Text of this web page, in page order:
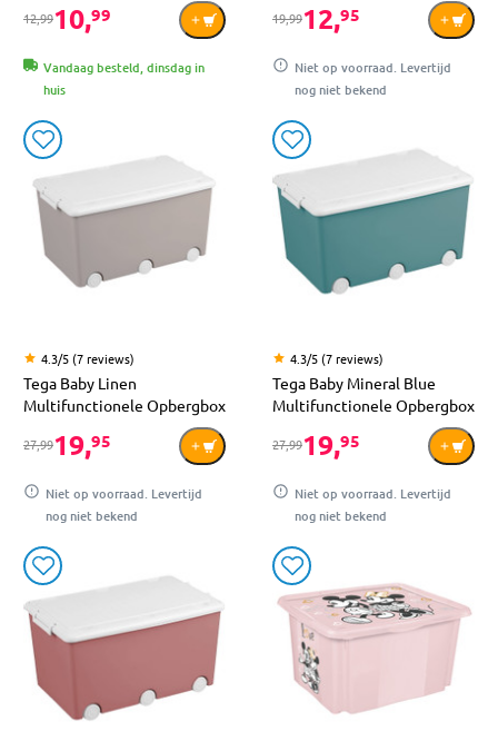
12,9910,99
Vandaag besteld, dinsdag in
huis
19,9912,95
Niet op voorraad. Levertijd
nog niet bekend
4.3/5 (7 reviews)
Tega Baby Linen
Multifunctionele Opbergbox
27,9919,95
Niet op voorraad. Levertijd
nog niet bekend
4.3/5 (7 reviews)
Tega Baby Mineral Blue
Multifunctionele Opbergbox
27,9919,95
Niet op voorraad. Levertijd
nog niet bekend